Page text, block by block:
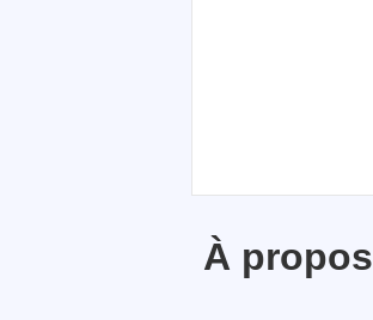
À propos